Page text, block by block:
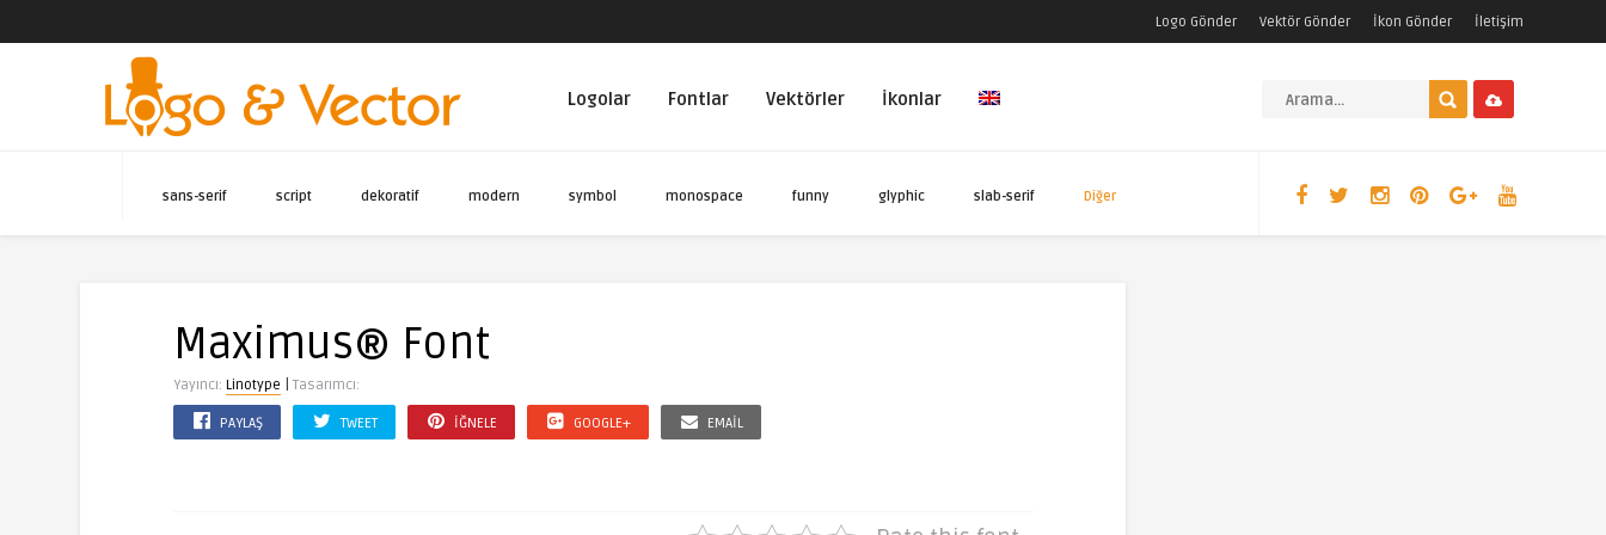
Logo Gönder Vektör Gönder İkon Gönder İletişim
Logolar Fontlar Vektörler İkonlar
sans-serif script dekoratif modern symbol monospace funny glyphic slab-serif Diğer
Maximus® Font
Yayıncı: Linotype |Tasarımcı:
PAYLAŞ TWEET İĞNELE GOOGLE+ EMAIL